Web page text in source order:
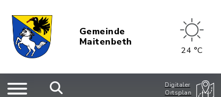
Gemeinde
Maitenbeth
24 °C
Digitaler
Ortsplan